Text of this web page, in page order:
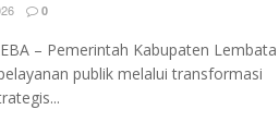
0
– Pemerintah Kabupaten Lembata
publik melalui transformasi